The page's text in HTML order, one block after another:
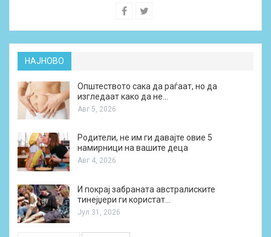
НАЈНОВО
Општеството сака да раѓаат, но да
изгледаат како да не…
Авг 5, 2026
Родители, не им ги давајте овие 5
намирници на вашите деца
Авг 4, 2026
И покрај забраната австралиските
тинејџери ги користат…
Јул 31, 2026